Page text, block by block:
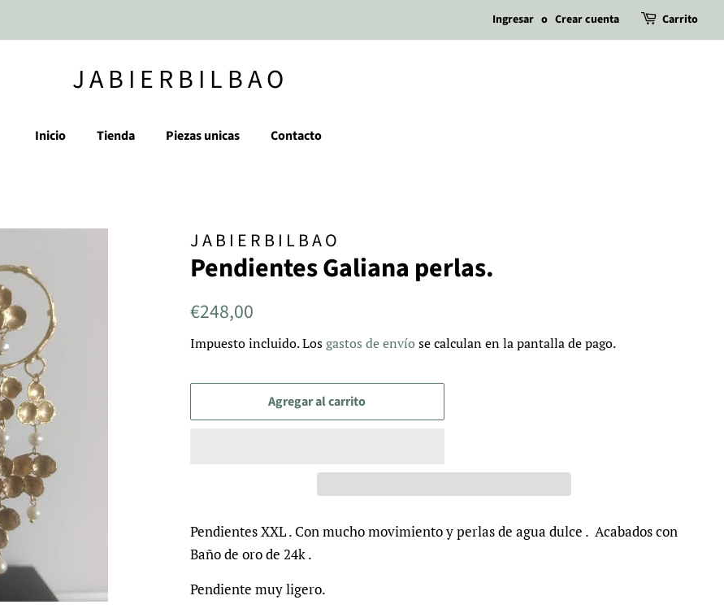
Ingresar o Crear cuenta Carrito
J A B I E R B I L B A O
Inicio Tienda Piezas unicas Contacto
J A B I E R B I L B A O
Pendientes Galiana perlas.
Precio
€248,00
venta
Impuesto incluido. Losgastos de envíose calculan en la pantalla de pago.
Agregar al carrito
Pendientes XXL . Con mucho movimiento y perlas de agua dulce . Acabados con
Baño de oro de 24k .
Pendiente muy ligero.